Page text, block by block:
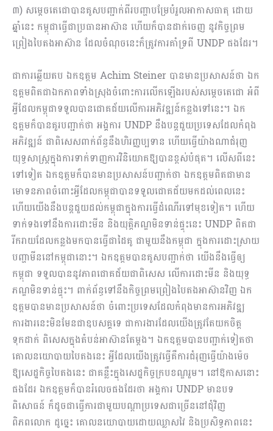
៣) សម្ដេចតេជោបានគូសបញ្ជាក់ពីរបញ្ហាបម្រែបំរួលអាកាសធាតុ ដោយ
ឆ្នាំនេះ កម្ពុជាធ្វើជាប្រធានអាស៊ាន ហើយក៏បានដាក់ចេញ នូវកិច្ចព្រម
ព្រៀងបៃតងអាស៊ាន ដែលចំណុចនេះក៏ត្រូវការគាំទ្រពី UNDP ផងដែរ។
ជាការឆ្លើយតប ឯកឧត្តម Achim Steiner បានមានប្រសាសន៍ថា ឯក
ឧត្តមពិតជាឯកភាពទាំងស្រុងចំពោះការលើកឡើងរបស់សម្ដេចតេជោ អំពី
អ្វីដែលកម្ពុជាទទួលបានជោគជ័យលើការអភិវឌ្ឍន៍កន្លងទៅនេះ។ ឯក
ឧត្តមក៏បានគួរបញ្ជាក់ថា អង្គការ UNDP នឹងបន្តជួយប្រទេសដែលកំពុង
អភិវឌ្ឍន៍ ជាពិសេសពាក់ព័ន្ធនឹងហិរញ្ញប្បទាន ហើយធ្វើយ៉ាងណាជំរុញ
យុទ្ធសាស្ត្រក្នុងការទាក់ទាញការវិនិយោគឱ្យបានខ្ពស់បំផុត។ លើសពីនេះ
ទៅទៀត ឯកឧត្តមក៏បានមានប្រសាសន៍បញ្ជាក់ថា ឯកឧត្តមពិតជាមាន
មោទនភាពចំពោះអ្វីដែលកម្ពុជាបានទទួលជោគជ័យមកដល់ពេលនេះ
ហើយយើងនឹងបន្តជួយដល់កម្ពុជាក្នុងការធ្វើដំណើរទៅមុខទៀត។ ហើយ
ទាក់ទងទៅនឹងការដោះមីន និងយុត្តិភណ្ឌមិនទាន់ផ្ទុះនេះ UNDP ពិតជា
រីករាយដែលកន្លងមកបានធ្វើជាដៃគូ ជាមួយនឹងកម្ពុជា ក្នុងការដោះស្រាយ
បញ្ហាមីននៅកម្ពុជានោះ។ ឯកឧត្តមបានគូសបញ្ជាក់ថា យើងនឹងធ្វើឲ្យ
កម្ពុជា ទទួលបាននូវភាពជោគជ័យជាពិសេស លើការដោះមីន និងយុទ្ធ
ភណ្ឌមិនទាន់ផ្ទុះ។ ពាក់ព័ន្ធទៅនឹងកិច្ចព្រមព្រៀងបៃតងអាស៊ានវិញ ឯក
ឧត្តមបានមានប្រសាសន៍ថា ចំពោះប្រទេសដែលកំពុងមានការអភិវឌ្ឍ
ការងារនេះមិនមែនជាឧបសគ្គទេ ជាការងារដែលយើងត្រូវតែយកចិត្ត
ទុកដាក់ ពិសេសក្នុងតំបន់អាស៊ានតែម្ដង។ ឯកឧត្តមបានបញ្ជាក់ទៀតថា
គោលនយោបាយបៃតងនេះ អ្វីដែលយើងត្រូវធ្វើគឺការជំរុញធ្វើយ៉ាងម៉េច
ឱ្យសេដ្ឋកិច្ចបៃតងនេះ ជាគន្លឹះក្នុងសេដ្ឋកិច្ចក្របខណ្ឌរួម។ នៅឱកាសនោះ
ផងដែរ ឯកឧត្តមក៏បានរំលេចផងដែរថា អង្គការ UNDP មានបទ
ពិសោធន៍ ក៏ដូចជាធ្វើការជាមួយបណ្ដាប្រទេសជាច្រើននៅជុំវិញ
ពិភពលោក ដូច្នេះ គោលនយោបាយដោយឈ្លាសវៃ និងប្រសិទ្ធភាពនេះ